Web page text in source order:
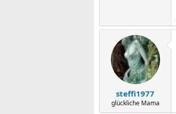
steffi1977
glückliche Mama